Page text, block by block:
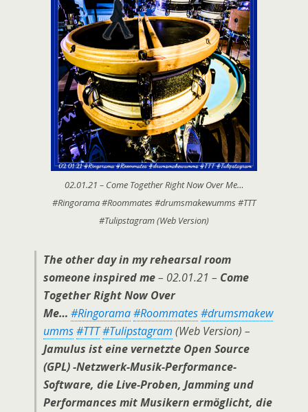
02.01.21 – Come Together Right Now Over Me…
#Ringorama #Roommates #drumsmakewumms #TTT
#Tulipstagram (Web Version)
The other day in my rehearsal room
someone inspired me– 02.01.21 – Come
Together Right Now Over
Me… #Ringorama#Roommates#drumsmakew
umms#TTT#Tulipstagram (Web Version) –
Jamulus ist eine vernetzte Open Source
(GPL) -Netzwerk-Musik-Performance-
Software, die Live-Proben, Jamming und
Performances mit Musikern ermöglicht, die